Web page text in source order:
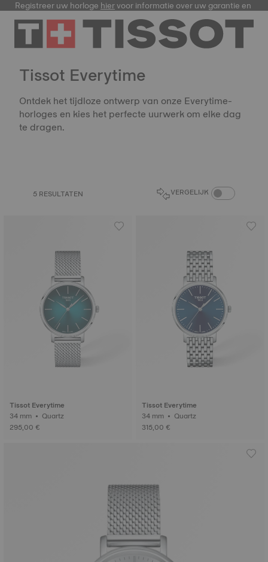
Registreer uw horlogehiervoor informatie over uw garantie en
Tissot Everytime
Ontdek het tijdloze ontwerp van onze Everytime-
horloges en kies het perfecte uurwerk om elke dag
te dragen.
5 RESULTATEN VERGELIJK PRODUCTEN
Tissot Everytime
34 mm • Quartz
295,00 €
Tissot Everytime
34 mm • Quartz
315,00 €